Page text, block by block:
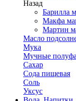
Назад
Барилла
Макфа
Мартин
Масло
Мука
Мучные
Сахар
Сода пищевая
Соль
Уксус